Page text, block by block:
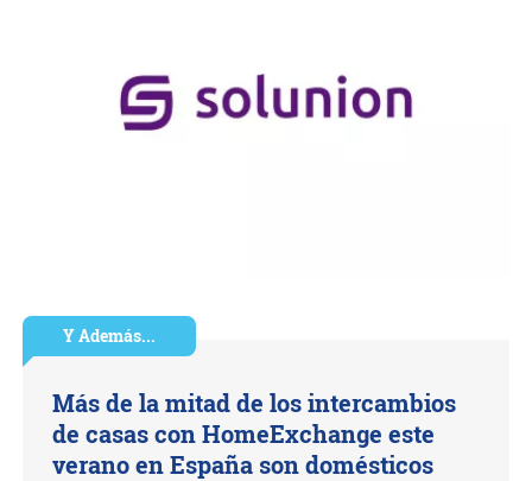
Y Además...
Más de la mitad de los intercambios
de casas con HomeExchange este
verano en España son domésticos